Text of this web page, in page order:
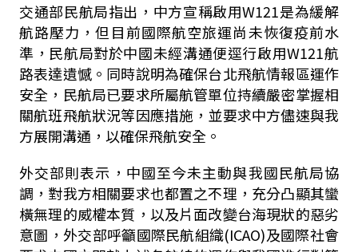
交通部民航局指出，中方宣稱啟用W121是為緩解
航路壓力，但目前國際航空旅運尚未恢復疫前水
準，民航局對於中國未經溝通便逕行啟用W121航
路表達遺憾。同時說明為確保台北飛航情報區運作
安全，民航局已要求所屬航管單位持續嚴密掌握相
關航班飛航狀況等因應措施，並要求中方儘速與我
方展開溝通，以確保飛航安全。
外交部則表示，中國至今未主動與我國民航局協
調，對我方相關要求也都置之不理，充分凸顯其蠻
橫無理的威權本質，以及片面改變台海現狀的惡劣
意圖，外交部呼籲國際民航組織(ICAO)及國際社會